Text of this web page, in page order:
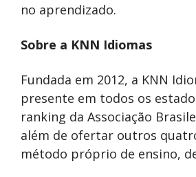
no aprendizado.
Sobre a KNN Idiomas
Fundada em 2012, a KNN
presente em todos os
ranking da Associação
além de ofertar outros
método próprio de ensino,